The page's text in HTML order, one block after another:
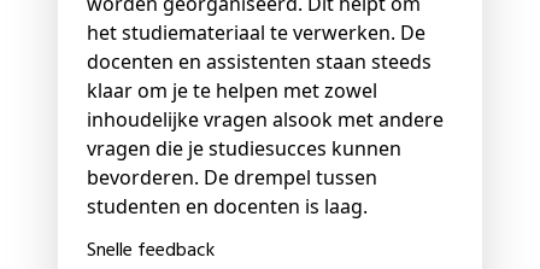
het studiemateriaal te verwerken. De
docenten en assistenten staan steeds
klaar om je te helpen met zowel
inhoudelijke vragen alsook met andere
vragen die je studiesucces kunnen
bevorderen. De drempel tussen
studenten en docenten is laag.
Snelle feedback